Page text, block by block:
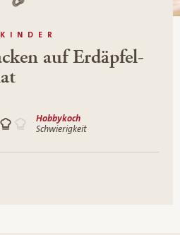
auf Erdäpfel-
Hobbykoch
Schwierigkeit